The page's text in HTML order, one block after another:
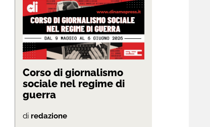
Corso di giornalismo
sociale nel regime di
guerra
di redazione